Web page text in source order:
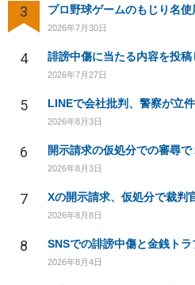
3 プロ野球ゲームのもじり名
2026年7月30日
4
2026年7月27日
5 LINEで会社批判、警察が立
2026年8月3日
6
2026年8月3日
7
2026年8月8日
8 SNSでの誹謗中傷と金銭ト
2026年8月4日